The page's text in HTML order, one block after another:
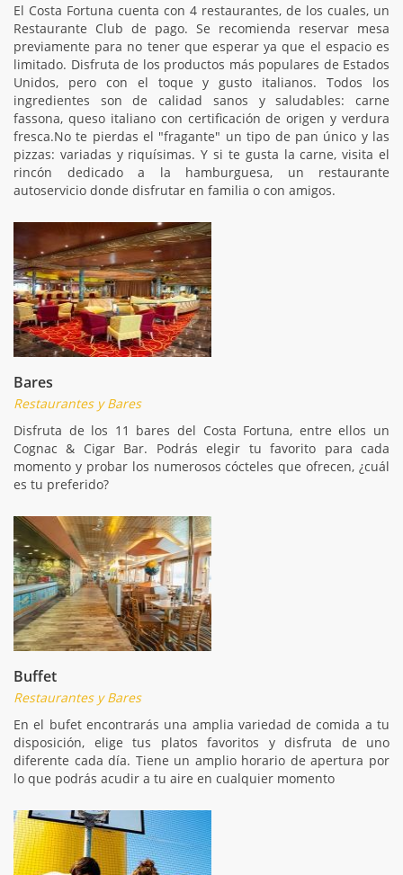
El Costa Fortuna cuenta con 4 restaurantes, de los cuales, un
Restaurante Club de pago. Se recomienda reservar mesa
previamente para no tener que esperar ya que el espacio es
limitado. Disfruta de los productos más populares de Estados
Unidos, pero con el toque y gusto italianos. Todos los
ingredientes son de calidad sanos y saludables: carne
fassona, queso italiano con certificación de origen y verdura
fresca.No te pierdas el "fragante" un tipo de pan único y las
pizzas: variadas y riquísimas. Y si te gusta la carne, visita el
rincón dedicado a la hamburguesa, un restaurante
autoservicio donde disfrutar en familia o con amigos.
Bares
Restaurantes y Bares
Disfruta de los 11 bares del Costa Fortuna, entre ellos un
Cognac & Cigar Bar. Podrás elegir tu favorito para cada
momento y probar los numerosos cócteles que ofrecen, ¿cuál
es tu preferido?
Buffet
Restaurantes y Bares
En el bufet encontrarás una amplia variedad de comida a tu
disposición, elige tus platos favoritos y disfruta de uno
diferente cada día. Tiene un amplio horario de apertura por
lo que podrás acudir a tu aire en cualquier momento